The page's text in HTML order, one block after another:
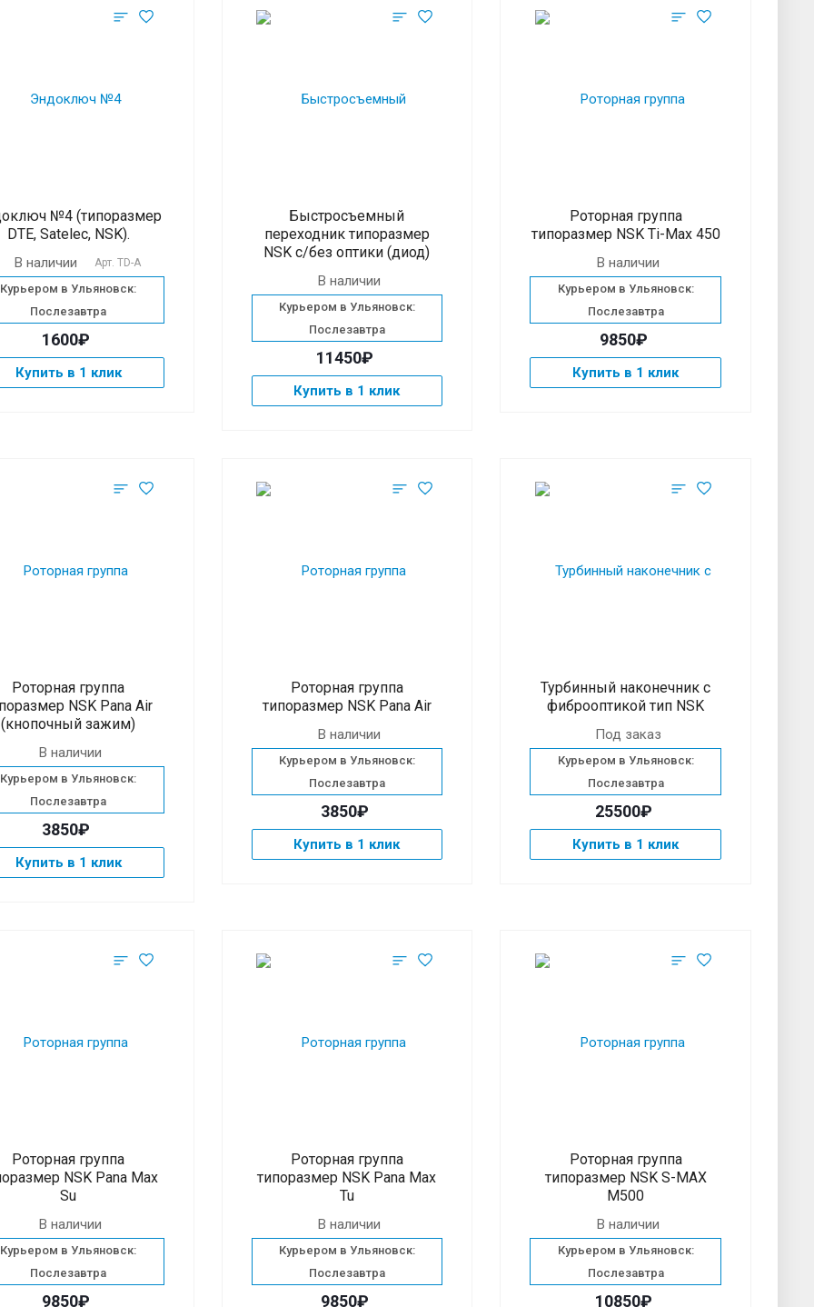
№4 (типоразмер
DTE, Satelec, NSK).
В наличии Арт. TD-A
Курьером в Ульяновск:
Послезавтра
1600₽
Купить в 1 клик
Быстросъемный
переходник типоразмер
NSK с/без оптики (диод)
В наличии
Курьером в Ульяновск:
Послезавтра
11450₽
Купить в 1 клик
Роторная группа
типоразмер NSK Ti-Max 450
В наличии
Курьером в Ульяновск:
Послезавтра
9850₽
Купить в 1 клик
Роторная группа
NSK Pana Air
(кнопочный зажим)
В наличии
Курьером в Ульяновск:
Послезавтра
3850₽
Купить в 1 клик
Роторная группа
типоразмер NSK Pana Air
В наличии
Курьером в Ульяновск:
Послезавтра
3850₽
Купить в 1 клик
Турбинный наконечник с
фиброоптикой тип NSK
Под заказ
Курьером в Ульяновск:
Послезавтра
25500₽
Купить в 1 клик
Роторная группа
NSK Pana Max
Su
В наличии
Курьером в Ульяновск:
Послезавтра
9850₽
Роторная группа
типоразмер NSK Pana Max
Tu
В наличии
Курьером в Ульяновск:
Послезавтра
9850₽
Роторная группа
типоразмер NSK S-MAX
M500
В наличии
Курьером в Ульяновск:
Послезавтра
10850₽